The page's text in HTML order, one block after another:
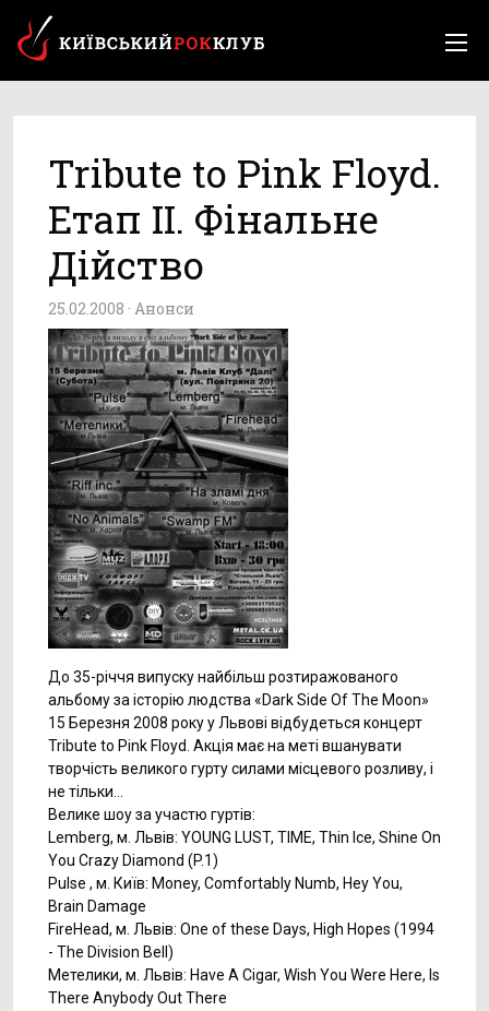
Tribute to Pink Floyd.
Етап II. Фінальне
Дійство
25.02.2008 · Анонси
До 35-річчя випуску найбільш розтиражованого
альбому за історію людства «Dark Side Of The Moon»
15 Березня 2008 року у Львові відбудеться концерт
Tribute to Pink Floyd. Акція має на меті вшанувати
творчість великого гурту силами місцевого розливу, і
не тільки...
Велике шоу за участю гуртів:
Lemberg, м. Львів: YOUNG LUST, TIME, Thin Ice, Shine On
You Crazy Diamond (P.1)
Pulse , м. Київ: Money, Сomfortably Numb, Hey You,
Brain Damage
FireHead, м. Львів: One of these Days, High Hopes (1994
- The Division Bell)
Метелики, м. Львів: Have A Cigar, Wish You Were Here, Is
There Anybody Out There